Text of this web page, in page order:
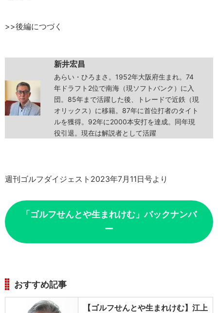
>>後編につづく
新井宏昌
あらい・ひろまさ。1952年大阪府生まれ。74
年ドラフト2位で南海（現ソフトバンク）に入
団。85年まで活躍した後、トレードで近鉄（現
オリックス）に移籍。87年に首位打者のタイト
ルを獲得。92年に2000本安打を達成。同年現
役引退。現在は解説者として活躍
週刊ゴルフダイジェスト2023年7月11日号より
「ゴルフせんとや生まれけむ」バックナンバ
ー
おすすめ記事
【ゴルフせんとや生まれけむ】江上